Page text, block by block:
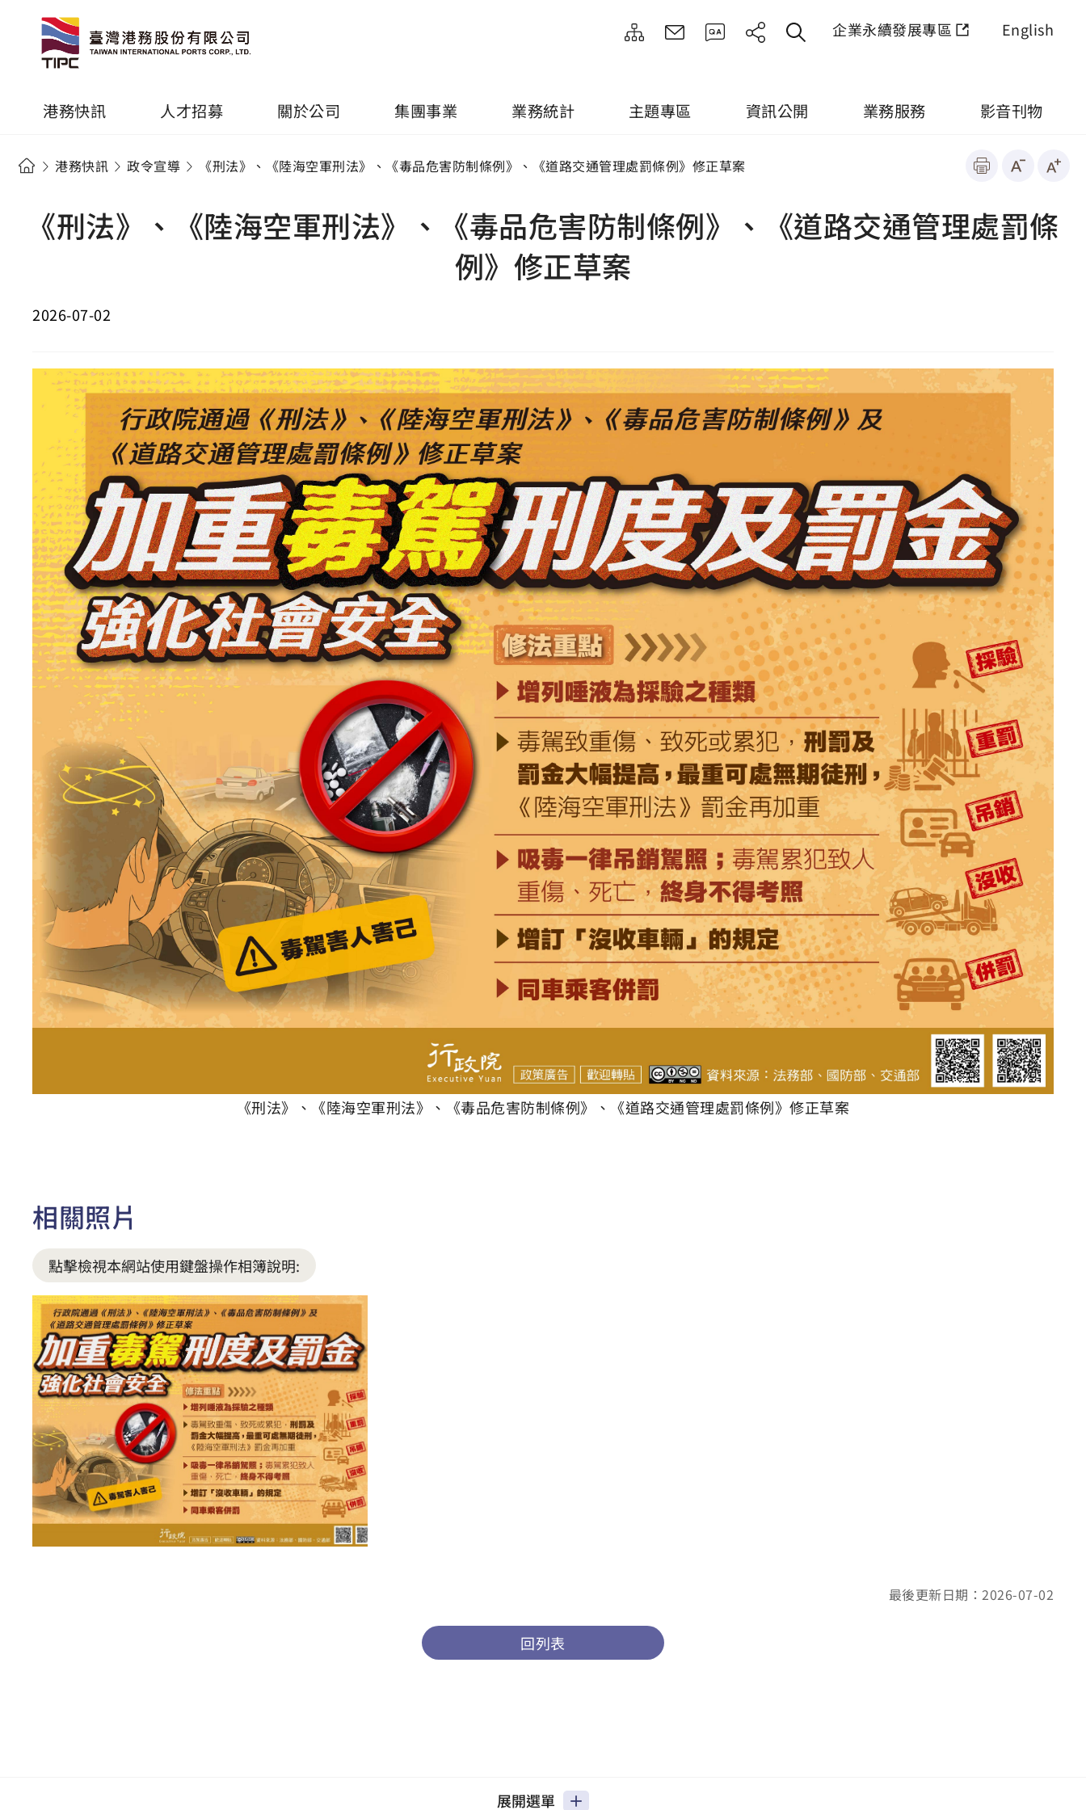
企業永續發展專區 English
港務快訊 人才招募 關於公司 集團事業 業務統計 主題專區 資訊公開 業務服務 影音刊物
港務快訊 政令宣導 《刑法》、《陸海空軍刑法》、《毒品危害防制條例》、《道路交通管理處罰條例》修正草案
《刑法》、《陸海空軍刑法》、《毒品危害防制條例》、《道路交通管理處罰條
例》修正草案
2026-07-02
《刑法》、《陸海空軍刑法》、《毒品危害防制條例》、《道路交通管理處罰條例》修正草案
相關照片
點擊檢視本網站使用鍵盤操作相簿說明:
最後更新日期：2026-07-02
回列表
展開選單